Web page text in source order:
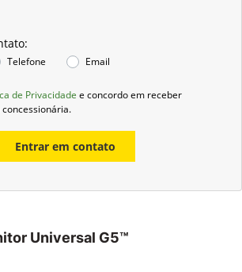
Telefone Email
de Privacidade e concordo em receber
Entrar em contato
Universal G5™